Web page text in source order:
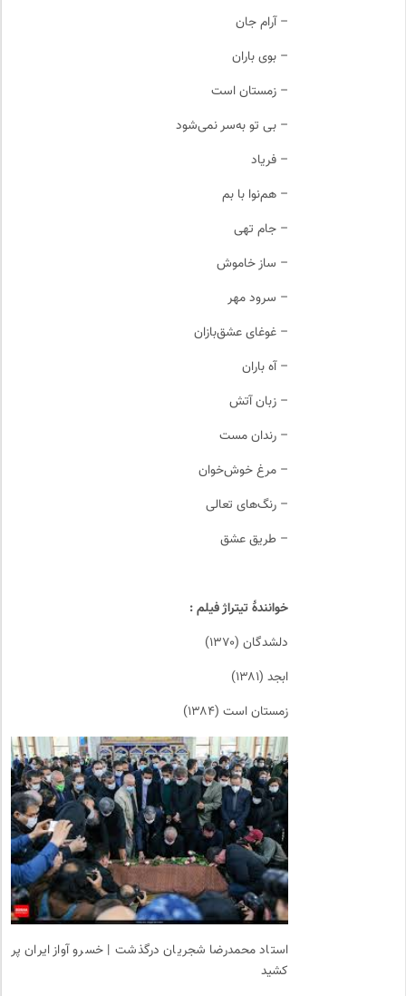
– آرام جان
– بوی باران
– زمستان است
– بی تو به‌سر نمی‌شود
– فریاد
– هم‌نوا با بم
– جام تهی
– ساز خاموش
– سرود مهر
– غوغای عشق‌بازان
– آه باران
– زبان آتش
– رندان مست
– مرغ خوش‌خوان
– رنگ‌های تعالی
– طریق عشق
خوانندهٔ تیتراژ فیلم :
دلشدگان (۱۳۷۰)
ابجد (۱۳۸۱)
زمستان است (۱۳۸۴)
استاد محمدرضا شجریان درگذشت | خسرو آواز ایران پر
کشید